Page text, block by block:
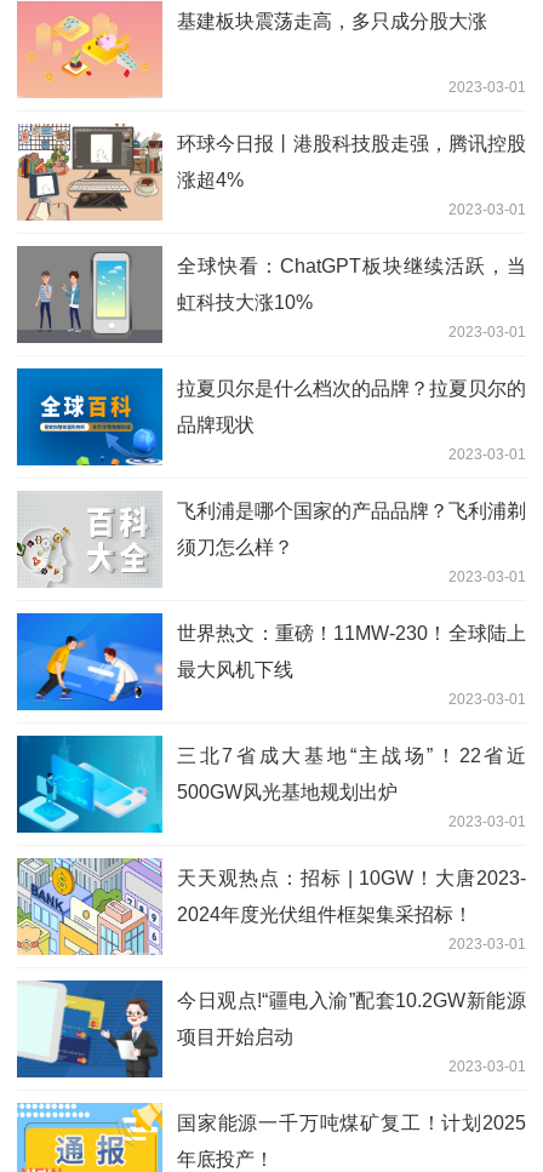
基建板块震荡走高，多只成分股大涨
2023-03-01
环球今日报丨港股科技股走强，腾讯控股
涨超4%
2023-03-01
全球快看：ChatGPT板块继续活跃，当
虹科技大涨10%
2023-03-01
拉夏贝尔是什么档次的品牌？拉夏贝尔的
品牌现状
2023-03-01
飞利浦是哪个国家的产品品牌？飞利浦剃
须刀怎么样？
2023-03-01
世界热文：重磅！11MW-230！全球陆上
最大风机下线
2023-03-01
三北7省成大基地“主战场”！22省近
500GW风光基地规划出炉
2023-03-01
天天观热点：招标 | 10GW！大唐2023-
2024年度光伏组件框架集采招标！
2023-03-01
今日观点!“疆电入渝”配套10.2GW新能源
项目开始启动
2023-03-01
国家能源一千万吨煤矿复工！计划2025
年底投产！